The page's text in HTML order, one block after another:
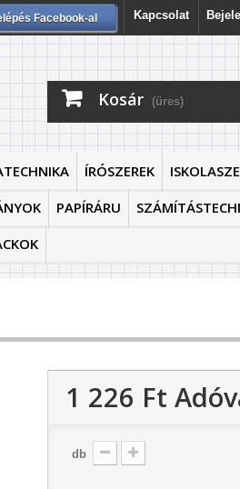
Kapcsolat
Facebook-al
Kosár (üres)
ÍRÓSZEREK
PAPÍRÁRU
1 226 Ft‎
db